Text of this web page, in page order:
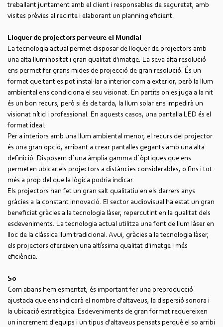
treballant juntament amb el client i responsables de seguretat, amb
visites prèvies al recinte i elaborant un planning eficient.
Lloguer de projectors per veure el Mundial
La tecnologia actual permet disposar de lloguer de projectors amb
una alta lluminositat i gran qualitat d'imatge. La seva alta resolució
ens permet fer grans mides de projecció de gran resolució. És un
format que tant es pot instal·lar a interior com a exterior, però la llum
ambiental ens condiciona el seu visionat. En partits on es juga a la nit
és un bon recurs, però si és de tarda, la llum solar ens impedirà un
visionat nítid i professional. En aquests casos, una pantalla LED és el
format ideal.
Per a interiors amb una llum ambiental menor, el recurs del projector
és una gran opció, arribant a crear pantalles gegants amb una alta
definició. Disposem d´una àmplia gamma d´òptiques que ens
permeten ubicar els projectors a distàncies considerables, o fins i tot
més a prop del que la lògica podria indicar.
Els projectors han fet un gran salt qualitatiu en els darrers anys
gràcies a la constant innovació. El sector audiovisual ha estat un gran
beneficiat gràcies a la tecnologia làser, repercutint en la qualitat dels
esdeveniments. La tecnologia actual utilitza una font de llum làser en
lloc de la clàssica llum tradicional. Avui, gràcies a la tecnologia làser,
els projectors ofereixen una altíssima qualitat d'imatge i més
eficiència.
So
Com abans hem esmentat, és important fer una preproducció
ajustada que ens indicarà el nombre d'altaveus, la dispersió sonora i
la ubicació estratègica. Esdeveniments de gran format requereixen
un increment d'equips i un tipus d'altaveus pensats perquè el so arribi